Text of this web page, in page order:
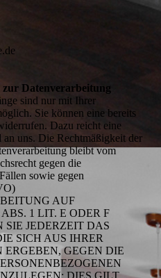
Datenverarbeitung
sind nur mit Ihrer
Sie können eine bereits
Dazu reicht eine
uns. Die Rechtmäßigkeit der
bleibt vom
gegen die
sowie gegen
AUF
1 LIT. E ODER F
SIE JEDERZEIT DAS
SICH AUS IHRER
ERGEBEN, GEGEN DIE
DIES GILT